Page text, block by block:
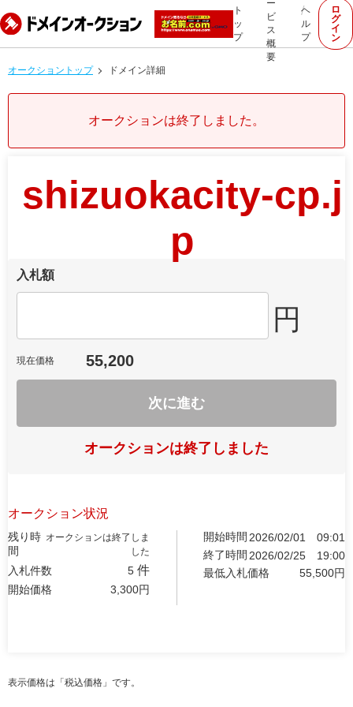
ト
ッ
プ
ー
ビ
ス
概
要
ヘ
ル
プ
ロ
グ
イ
ン
オークショントップ ドメイン詳細
オークションは終了しました。
shizuokacity-cp.j
p
入札額
円
現在価格 55,200
次に進む
オークションは終了しました
オークション状況
残り時
間
オークションは終了しま
した
入札件数 5 件
開始価格 3,300円
開始時間 2026/02/01
09:01
終了時間 2026/02/25
19:00
最低入札価格
55,500円
表示価格は「税込価格」です。